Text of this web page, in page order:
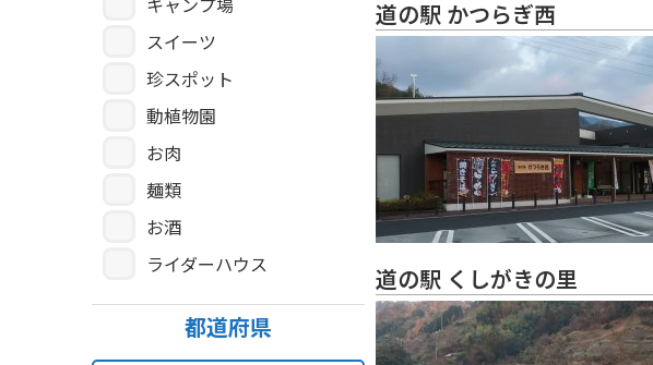
スイーツ
珍スポット
動植物園
お肉
麺類
お酒
ライダーハウス
都道府県
道の駅 かつらぎ西
道の駅 くしがきの里